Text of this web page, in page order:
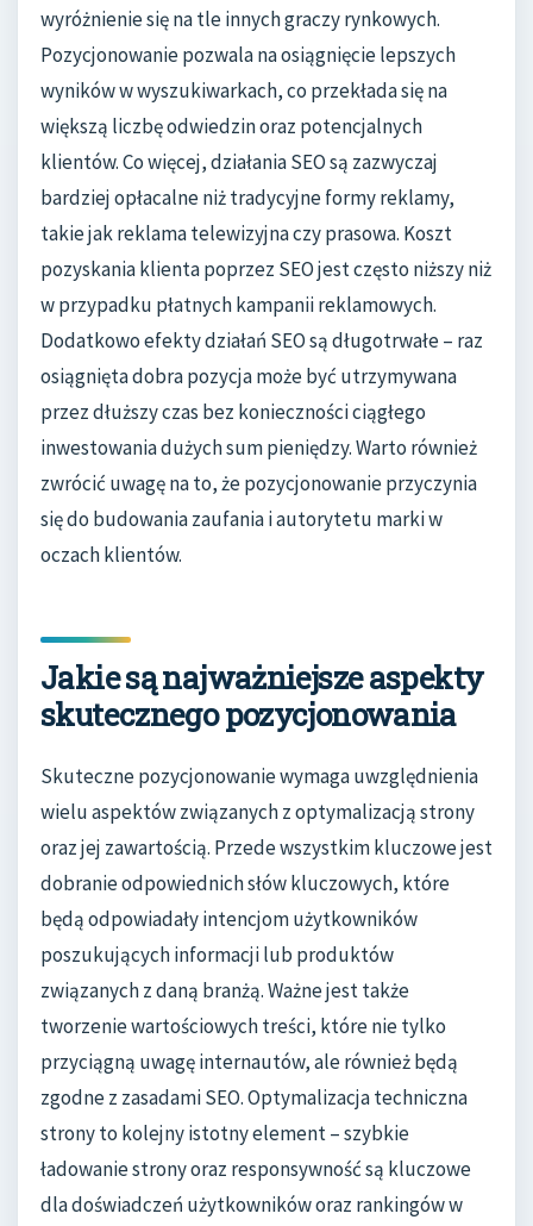
wyróżnienie się na tle innych graczy rynkowych.
Pozycjonowanie pozwala na osiągnięcie lepszych
wyników w wyszukiwarkach, co przekłada się na
większą liczbę odwiedzin oraz potencjalnych
klientów. Co więcej, działania SEO są zazwyczaj
bardziej opłacalne niż tradycyjne formy reklamy,
takie jak reklama telewizyjna czy prasowa. Koszt
pozyskania klienta poprzez SEO jest często niższy niż
w przypadku płatnych kampanii reklamowych.
Dodatkowo efekty działań SEO są długotrwałe – raz
osiągnięta dobra pozycja może być utrzymywana
przez dłuższy czas bez konieczności ciągłego
inwestowania dużych sum pieniędzy. Warto również
zwrócić uwagę na to, że pozycjonowanie przyczynia
się do budowania zaufania i autorytetu marki w
oczach klientów.
Jakie są najważniejsze aspekty
skutecznego pozycjonowania
Skuteczne pozycjonowanie wymaga uwzględnienia
wielu aspektów związanych z optymalizacją strony
oraz jej zawartością. Przede wszystkim kluczowe jest
dobranie odpowiednich słów kluczowych, które
będą odpowiadały intencjom użytkowników
poszukujących informacji lub produktów
związanych z daną branżą. Ważne jest także
tworzenie wartościowych treści, które nie tylko
przyciągną uwagę internautów, ale również będą
zgodne z zasadami SEO. Optymalizacja techniczna
strony to kolejny istotny element – szybkie
ładowanie strony oraz responsywność są kluczowe
dla doświadczeń użytkowników oraz rankingów w